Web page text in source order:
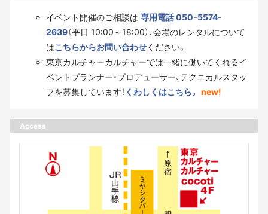
イベント開催のご相談は 専用電話 050-5574-
2639（平日 10:00～18:00）、会場のレンタルについて
はこちらからお問い合わせください。
東京カルチャーカルチャーでは一緒に働いてくれるイ
ベントプランナー・プロデューサー、テクニカルスタッ
フを募集しています！ くわしくはこちら。 new!
Access